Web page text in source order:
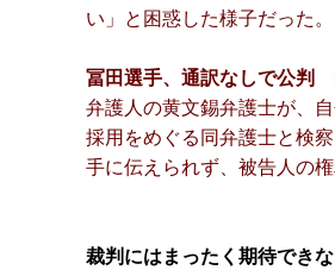
い」と困惑した様子だった。
冨田選手、通訳なしで公判
弁護人の黄文錫弁護士が、
採用をめぐる同弁護士と検
手に伝えられず、被告人の
裁判にはまったく期待でき